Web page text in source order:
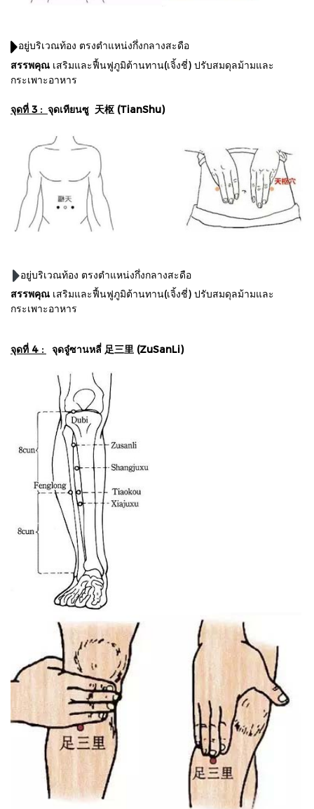
อยู่บริเวณท้อง ตรงตำแหน่งกึ่งกลางสะดือ
สรรพคุณ เสริมและฟื้นฟูภูมิต้านทาน(เจิ้งชี่) ปรับสมดุลม้ามและ
กระเพาะอาหาร
จุดที่ 3 : จุดเทียนซู 天枢 (TianShu)
อยู่บริเวณท้อง ตรงตำแหน่งกึ่งกลางสะดือ
สรรพคุณ เสริมและฟื้นฟูภูมิต้านทาน(เจิ้งชี่) ปรับสมดุลม้ามและ
กระเพาะอาหาร
จุดที่ 4 : จุดจู๋ซานหลี่ 足三里 (ZuSanLi)